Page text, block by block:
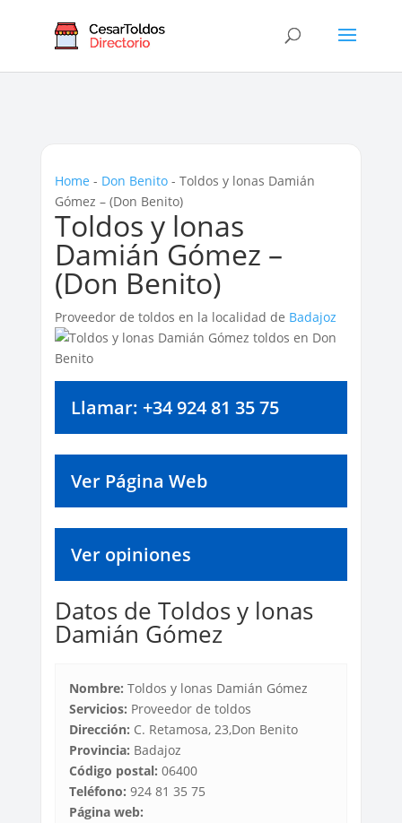
Home - Don Benito- Toldos y lonas Damián
Gómez – (Don Benito)
Toldos y lonas
Damián Gómez –
(Don Benito)
Proveedor de toldos en la localidad de Badajoz
Llamar: +34 924 81 35 75
Ver Página Web
Ver opiniones
Datos de Toldos y lonas
Damián Gómez
Nombre: Toldos y lonas Damián Gómez
Servicios: Proveedor de toldos
Dirección: C. Retamosa, 23,Don Benito
Provincia: Badajoz
Código postal: 06400
Teléfono: 924 81 35 75
Página web: